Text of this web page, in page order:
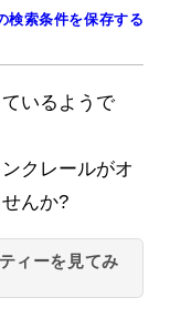
検索条件を保存する
いるようで
クレールがオ
んか?
ィーを見てみ